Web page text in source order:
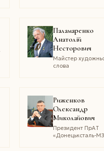
Паламаренко
Анатолій
Несторович
Майстер
слова
Риженков
Олександр
Миколайович
Президент ПрАТ
«Донецьксталь-